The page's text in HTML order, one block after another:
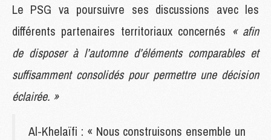
Le PSG va poursuivre ses discussions avec les
différents partenaires territoriaux concernés « afin
de disposer à l’automne d’éléments comparables et
suffisamment consolidés pour permettre une décision
éclairée. »
Al-Khelaïfi : « Nous construisons ensemble un